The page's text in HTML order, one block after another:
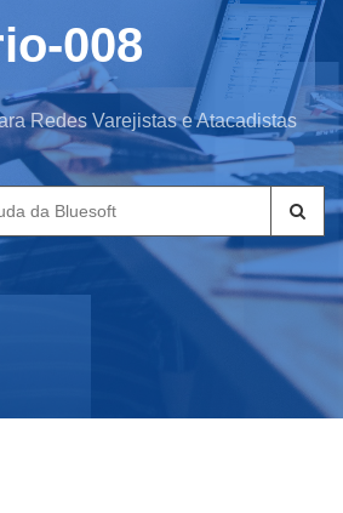
008
Redes Varejistas e Atacadistas